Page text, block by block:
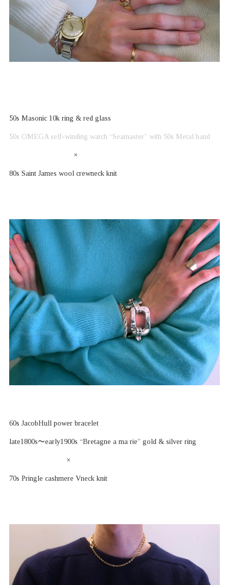
50s Masonic 10k ring & red glass
50s OMEGA self-winding watch “Seamaster” with 50s Metal band
×
80s Saint James wool crewneck knit
60s JacobHull power bracelet
late1800s〜early1900s “Bretagne a ma rie” gold & silver ring
×
70s Pringle cashmere Vneck knit